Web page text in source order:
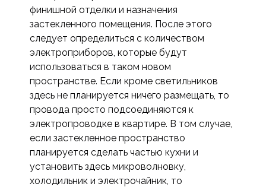
финишной отделки и назначения
застекленного помещения. После этого
следует определиться с количеством
электроприборов, которые будут
использоваться в таком новом
пространстве. Если кроме светильников
здесь не планируется ничего размещать, то
провода просто подсоединяются к
электропроводке в квартире. В том случае,
если застекленное пространство
планируется сделать частью кухни и
установить здесь микроволновку,
холодильник и электрочайник, то